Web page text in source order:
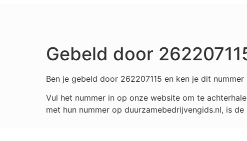
Gebeld door
Ben je gebeld door 262207115 en ken je dit
Vul het nummer in op onze website om te
met hun nummer op duurzamebedrijvengids.nl, is